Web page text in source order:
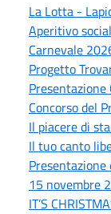
La Lotta -
Aperitivo
Carnevale
Progetto
Concorso del
Il piacere di
Il tuo canto
Presentazione
15 novembre
IT’S